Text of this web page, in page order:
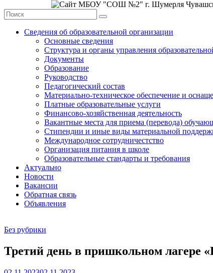
Сведения об образовательной организации
Основные сведения
Структура и органы управления
Документы
Образование
Руководство
Педагогический состав
Материально-техническое обеспечение и
Платные образовательные услуги
Финансово-хозяйственная деятельность
Вакантные места для приема (перевода)
Стипендии и иные виды материальной
Международное сотрудничестство
Организация питания в школе
Образовательные стандарты и требования
Актуально
Новости
Вакансии
Обратная связь
Объявления
Без рубрики
Третий день в пришкольном лагере